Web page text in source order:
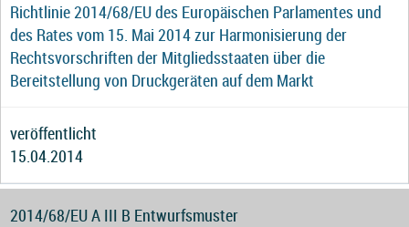
Richtlinie 2014/68/EU des Europäischen Parlamentes und
des Rates vom 15. Mai 2014 zur Harmonisierung der
Rechtsvorschriften der Mitgliedsstaaten über die
Bereitstellung von Druckgeräten auf dem Markt
veröffentlicht
15.04.2014
2014/68/EU A III B Entwurfsmuster